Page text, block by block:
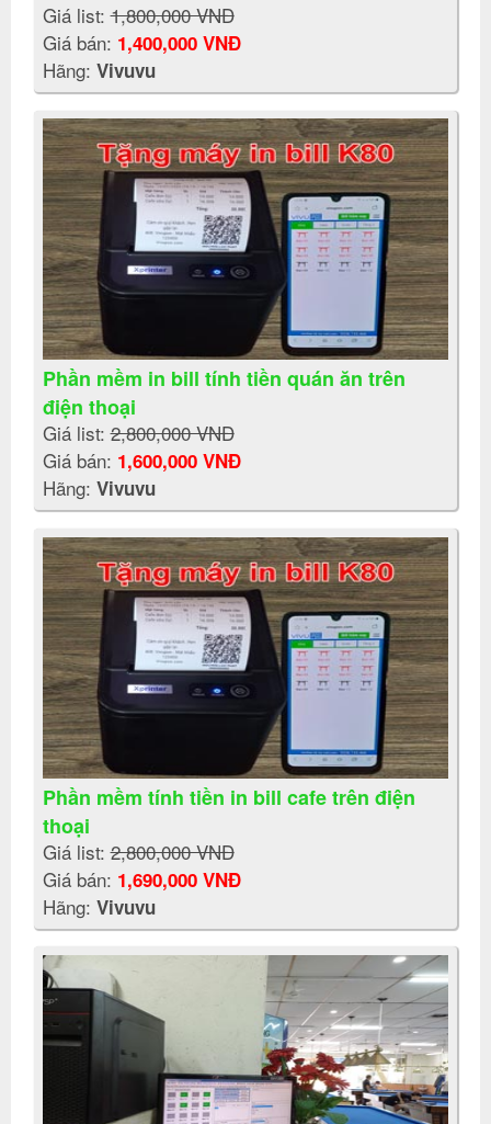
Giá list:1,800,000 VNĐ
Giá bán: 1,400,000 VNĐ
Hãng: Vivuvu
Phần mềm in bill tính tiền quán ăn trên
điện thoại
Giá list:2,800,000 VNĐ
Giá bán: 1,600,000 VNĐ
Hãng: Vivuvu
Phần mềm tính tiền in bill cafe trên điện
thoại
Giá list:2,800,000 VNĐ
Giá bán: 1,690,000 VNĐ
Hãng: Vivuvu